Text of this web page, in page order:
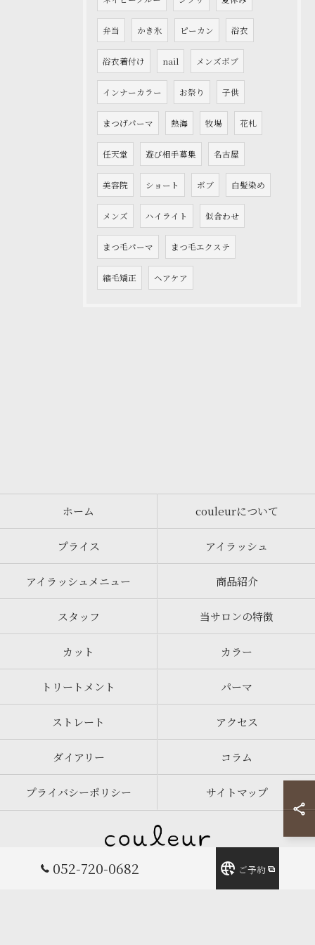
弁当 かき氷 ピーカン 浴衣
浴衣着付け nail メンズボブ
インナーカラー お祭り 子供
まつげパーマ 熱海 牧場 花札
任天堂 遊び相手募集 名古屋
美容院 ショート ボブ 白髪染め
メンズ ハイライト 似合わせ
まつ毛パーマ まつ毛エクステ
縮毛矯正 ヘアケア
052-720-0682 ご予約
ホーム couleurについて
プライス アイラッシュ
アイラッシュメニュー 商品紹介
スタッフ 当サロンの特徴
カット カラー
トリートメント パーマ
ストレート アクセス
ダイアリー コラム
プライバシーポリシー サイトマップ
© 2026 愛知県名古屋の美容院ならcouleur ALL RIGHTS RESERVED.